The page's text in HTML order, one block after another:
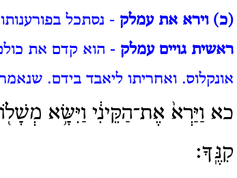
(כ) וירא את עמלק - נסתכל
ראשית גויים עמלק - הוא קדם את
אונקלוס. ואחריתו ליאבד בידם.
כא וַיַּרְא֙ אֶת־הַקֵּינִ֔י וַיִּשָּׂ֥א
קִנֶּֽךָ׃